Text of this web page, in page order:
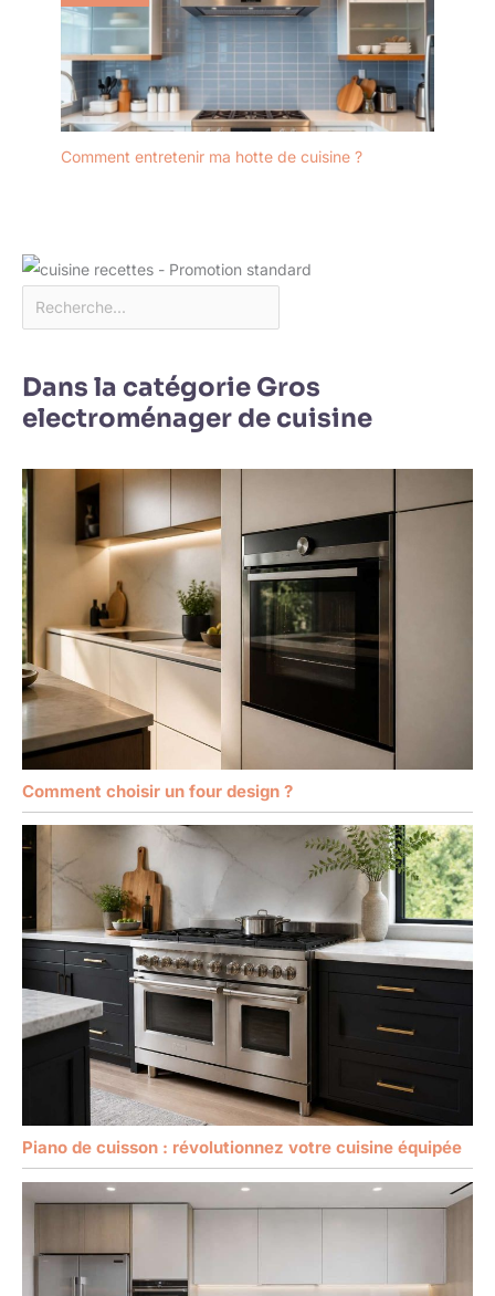
Comment entretenir ma hotte de cuisine ?
Dans la catégorie Gros
electroménager de cuisine
Comment choisir un four design ?
Piano de cuisson : révolutionnez votre cuisine équipée